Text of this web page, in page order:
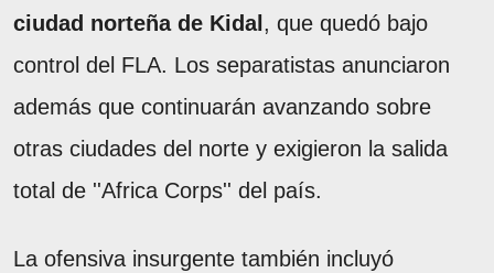
ciudad norteña de Kidal , que quedó bajo
control del FLA. Los separatistas anunciaron
además que continuarán avanzando sobre
otras ciudades del norte y exigieron la salida
total de ''Africa Corps'' del país.
La ofensiva insurgente también incluyó